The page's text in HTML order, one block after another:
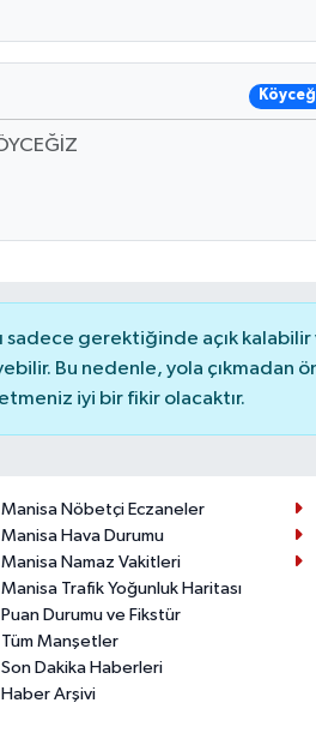
sadece gerektiğinde açık kalabilir
Bu nedenle, yola çıkmadan
iyi bir fikir olacaktır.
Manisa Nöbetçi Eczaneler
Manisa Hava Durumu
Manisa Namaz Vakitleri
Manisa Trafik Yoğunluk Haritası
Puan Durumu ve Fikstür
Tüm Manşetler
Son Dakika Haberleri
Haber Arşivi